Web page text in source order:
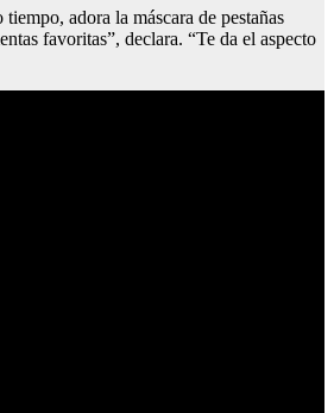
adora la máscara de pestañas
favoritas”, declara. “Te da el aspecto